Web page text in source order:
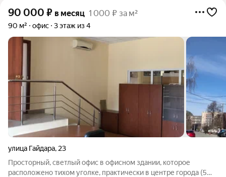
90 000 ₽ в месяц 1 000 ₽ за м²
90 м² офис 3 этаж из 4
улица Гайдара, 23
Просторный, светлый офис в офисном здании, которое
расположено тихом уголке, практически в центре города (5